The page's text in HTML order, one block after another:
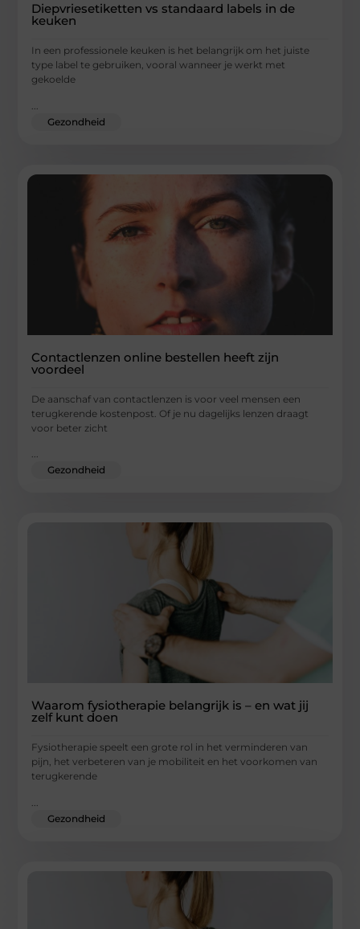
Diepvriesetiketten vs standaard labels in de
keuken
In een professionele keuken is het belangrijk om het juiste
type label te gebruiken, vooral wanneer je werkt met
gekoelde
Gezondheid
Contactlenzen online bestellen heeft zijn
voordeel
De aanschaf van contactlenzen is voor veel mensen een
terugkerende kostenpost. Of je nu dagelijks lenzen draagt
voor beter zicht
...
Gezondheid
Waarom fysiotherapie belangrijk is – en wat jij
zelf kunt doen
Fysiotherapie speelt een grote rol in het verminderen van
pijn, het verbeteren van je mobiliteit en het voorkomen van
terugkerende
Gezondheid